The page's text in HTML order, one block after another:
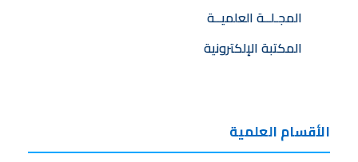
المجـلــة العلميــة
المكتبة الإلكترونية
الأقسام العلمية